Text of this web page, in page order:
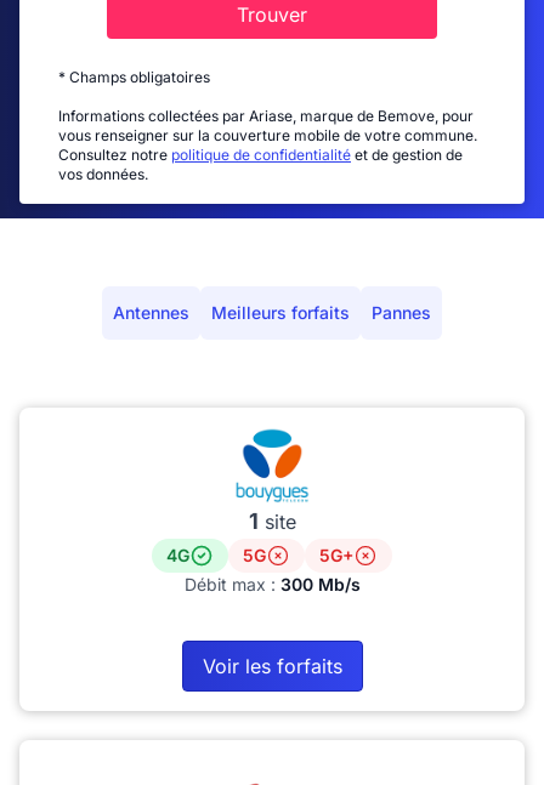
Trouver
* Champs obligatoires
Informations collectées par Ariase, marque de Bemove, pour
vous renseigner sur la couverture mobile de votre commune.
Consultez notre politique de confidentialité et de gestion de
vos données.
Antennes Meilleurs forfaits Pannes
1 site
4G 5G
5G+
Débit max : 300 Mb/s
Voir les forfaits